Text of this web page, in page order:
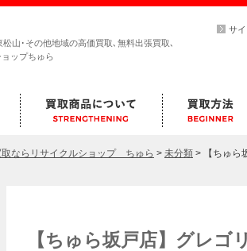
山･その他地域の高価買取､無料出張買取､
ップちゅら
サ
ならリサイクルショップ ちゅら > 未分類 >
【ちゅ
【ちゅら坂戸店】グ